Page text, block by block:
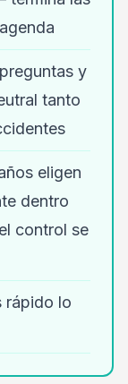
y
tanto
eligen
dentro
control se
rápido lo